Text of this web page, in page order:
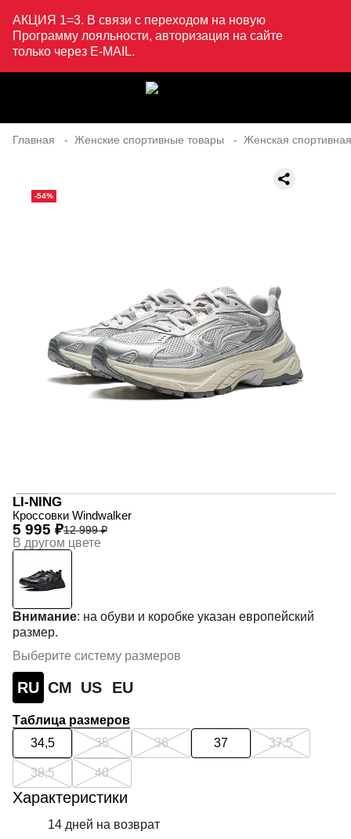
АКЦИЯ 1=3. В связи с переходом на новую
Программу лояльности, авторизация на сайте
только через E-MAIL.
Главная Женские спортивные товары Женская
-54%
LI-NING
Кроссовки Windwalker
12 999 ₽
5 995 ₽
В другом цвете
Внимание: на обуви и коробке указан европейский
размер.
Выберите систему размеров
RU СМ US EU
Таблица размеров
34,5
35 36 37 37,5
38,5 40
Характеристики
14 дней на возврат